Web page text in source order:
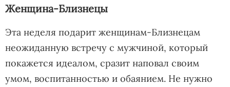
Женщина-Близнецы
Эта неделя подарит женщинам-Близнецам
неожиданную встречу с мужчиной, который
покажется идеалом, сразит наповал своим
умом, воспитанностью и обаянием. Не нужно